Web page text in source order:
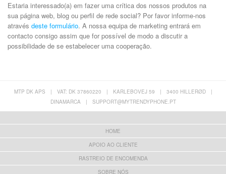
Estaria interessado(a) em fazer uma crítica dos nossos produtos na
sua página web, blog ou perfil de rede social? Por favor informe-nos
através deste formulário. A nossa equipa de marketing entrará em
contacto consigo assim que for possível de modo a discutir a
possibilidade de se estabelecer uma cooperação.
MTP DK APS | VAT: DK 37860220 | KARLEBOVEJ 59 | 3400 HILLERØD
|
DINAMARCA
| SUPPORT@MYTRENDYPHONE.PT
HOME
APOIO AO CLIENTE
RASTREIO DE ENCOMENDA
SOBRE NÓS